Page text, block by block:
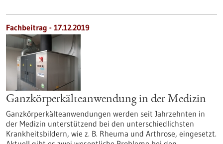
Fachbeitrag - 17.12.2019
Ganzkörperkälteanwendung in der Medizin
Ganzkörperkälteanwendungen werden seit Jahrzehnten in
der Medizin unterstützend bei den unterschiedlichsten
Krankheitsbildern, wie z. B. Rheuma und Arthrose, eingesetzt.